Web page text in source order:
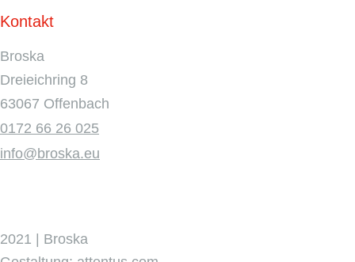
Kontakt
Broska
Dreieichring 8
63067 Offenbach
0172 66 26 025
info@broska.eu
2021 | Broska